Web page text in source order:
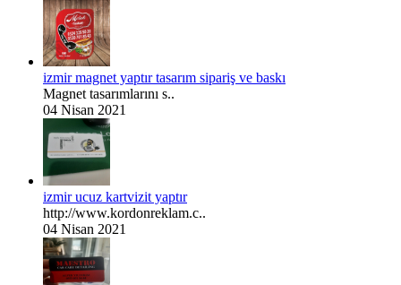
izmir magnet yaptır tasarım sipariş ve baskı
Magnet tasarımlarını s..
04 Nisan 2021
izmir ucuz kartvizit yaptır
http://www.kordonreklam.c..
04 Nisan 2021